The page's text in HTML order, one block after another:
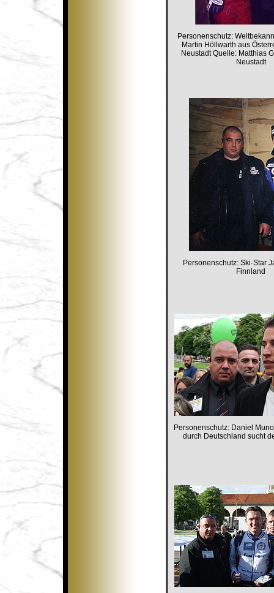
Personenschutz:
Martin Höllwarth aus
Neustadt Quelle: Matthias
Neustadt
Personenschutz: Ski-Star
Finnland
Personenschutz: Daniel
durch Deutschland sucht